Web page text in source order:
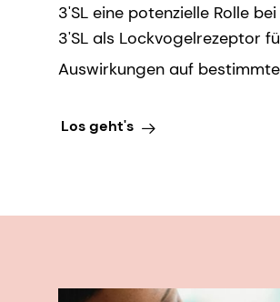
3'SL eine potenzielle Rolle
3'SL als Lockvogelrezeptor
Auswirkungen auf
Los geht's